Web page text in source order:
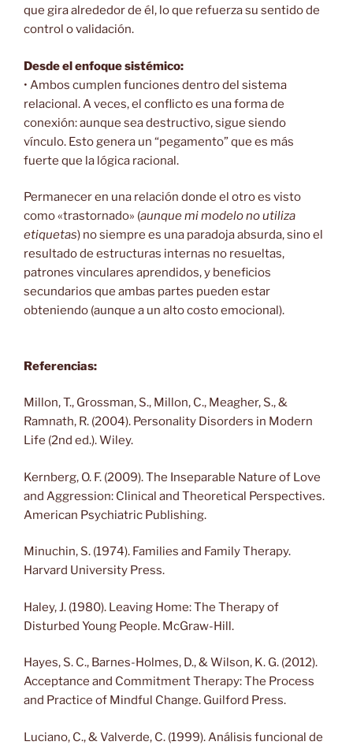
que gira alrededor de él, lo que refuerza su sentido de
control o validación.
Desde el enfoque sistémico:
• Ambos cumplen funciones dentro del sistema
relacional. A veces, el conflicto es una forma de
conexión: aunque sea destructivo, sigue siendo
vínculo. Esto genera un “pegamento” que es más
fuerte que la lógica racional.
Permanecer en una relación donde el otro es visto
como «trastornado» (aunque mi modelo no utiliza
etiquetas) no siempre es una paradoja absurda, sino el
resultado de estructuras internas no resueltas,
patrones vinculares aprendidos, y beneficios
secundarios que ambas partes pueden estar
obteniendo (aunque a un alto costo emocional).
Referencias:
Millon, T., Grossman, S., Millon, C., Meagher, S., &
Ramnath, R. (2004). Personality Disorders in Modern
Life (2nd ed.). Wiley.
Kernberg, O. F. (2009). The Inseparable Nature of Love
and Aggression: Clinical and Theoretical Perspectives.
American Psychiatric Publishing.
Minuchin, S. (1974). Families and Family Therapy.
Harvard University Press.
Haley, J. (1980). Leaving Home: The Therapy of
Disturbed Young People. McGraw-Hill.
Hayes, S. C., Barnes-Holmes, D., & Wilson, K. G. (2012).
Acceptance and Commitment Therapy: The Process
and Practice of Mindful Change. Guilford Press.
Luciano, C., & Valverde, C. (1999). Análisis funcional de